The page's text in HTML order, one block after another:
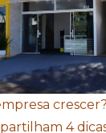
crescer?
4